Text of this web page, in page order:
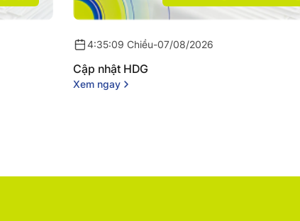
4:35:09 Chiều-07/08/2026
Cập nhật HDG
Xem ngay